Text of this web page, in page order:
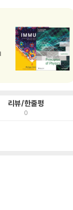
리뷰/한줄평
0